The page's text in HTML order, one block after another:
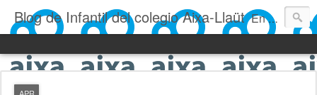
Blog de Infantil del colegio Aixa-Llaüt En nuestro blog verás las actividades del día a día de Infantil, de los alumnos de 0 a 6 años: los talleres, los experimentos, las rutinas, las clases, los patios, etc. ¡Todo aquello que los más pequeños no saben contar!